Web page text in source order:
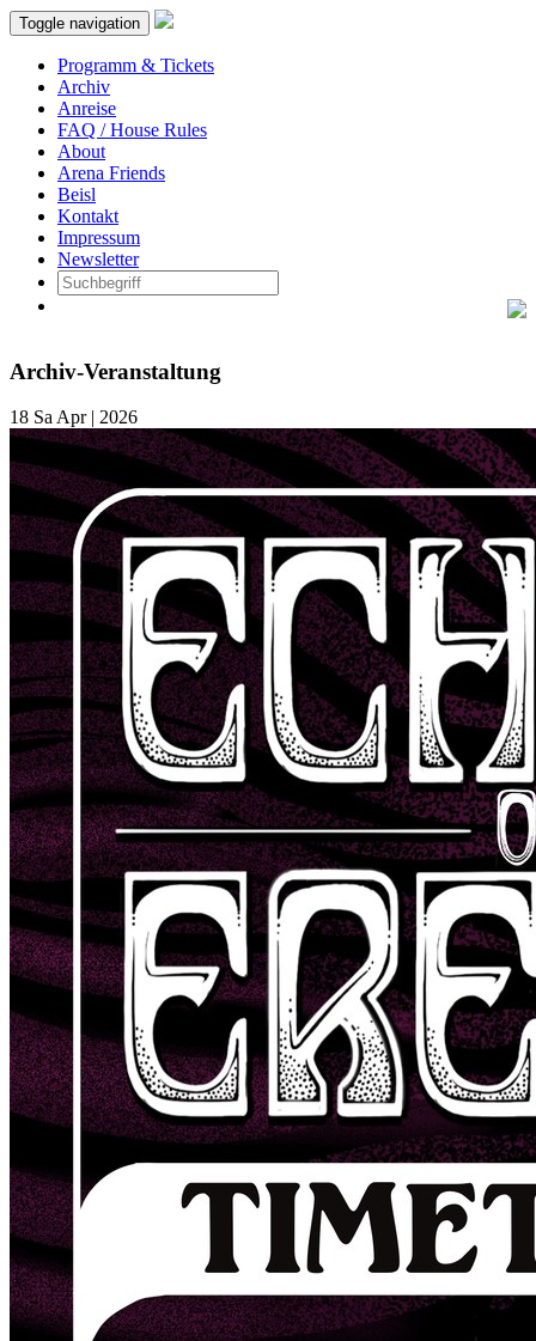
Toggle navigation
Programm & Tickets
Archiv
Anreise
FAQ / House Rules
About
Arena Friends
Beisl
Kontakt
Impressum
Newsletter
Archiv-Veranstaltung
18 SaApr | 2026